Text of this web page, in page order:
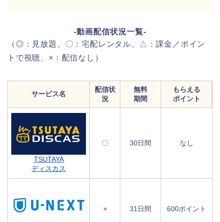
-動画配信状況一覧-
（◎：見放題、〇：宅配レンタル、△：課金／ポイン
トで視聴、×：配信なし）
サービス名
配信状
況
無料
期間
もらえる
ポイント
TSUTAYA
ディスカス
〇 30日間 なし
× 31日間 600ポイント